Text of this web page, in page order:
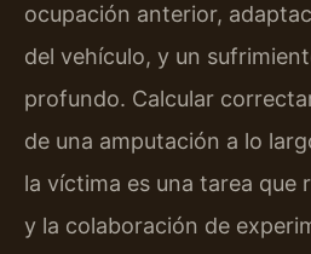
ocupación anterior,
del vehículo, y un
profundo. Calcular
de una amputación a lo
la víctima es una tarea que
y la colaboración de